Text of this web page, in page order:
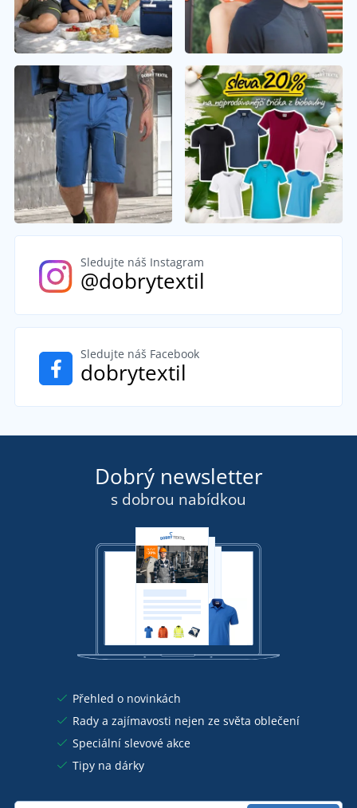
Sledujte náš Instagram
@dobrytextil
Sledujte náš Facebook
dobrytextil
Dobrý newsletter
s dobrou nabídkou
Přehled o novinkách
Rady a zajímavosti nejen ze světa oblečení
Speciální slevové akce
Tipy na dárky